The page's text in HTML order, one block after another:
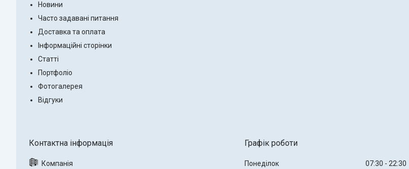
Новини
Часто задавані питання
Доставка та оплата
Інформаційні сторінки
Статті
Портфоліо
Фотогалерея
Відгуки
Графік роботи
Понеділок 07:30 22:30